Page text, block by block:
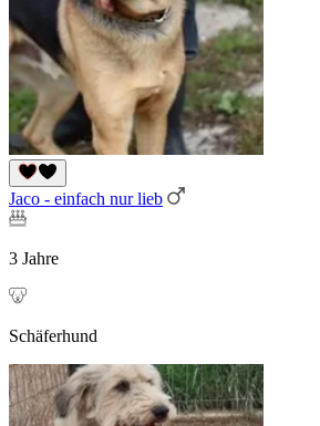
Jaco - einfach nur lieb
3 Jahre
Schäferhund